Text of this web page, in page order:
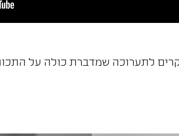
לתערוכה שמדברת כולה על